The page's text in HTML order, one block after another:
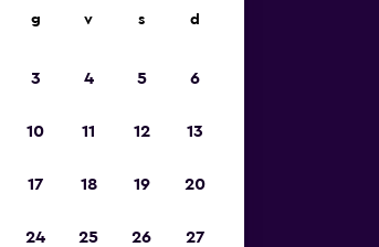
g v s d
3 4 5 6
10 11 12 13
17 18 19 20
24 25 26 27